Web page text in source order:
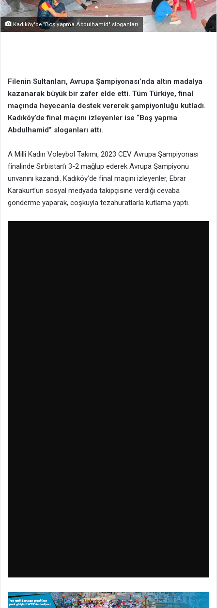
Kadıköy'de "Boş yapma Abdulhamid" sloganları
Filenin Sultanları, Avrupa Şampiyonası’nda altın madalya
kazanarak büyük bir zafer elde etti. Tüm Türkiye, final
maçında heyecanla destek vererek şampiyonluğu kutladı.
Kadıköy’de final maçını izleyenler ise “Boş yapma
Abdulhamid” sloganları attı.
A Milli Kadın Voleybol Takımı, 2023 CEV Avrupa Şampiyonası
finalinde Sırbistan’ı 3-2 mağlup ederek Avrupa Şampiyonu
unvanını kazandı. Kadıköy’de final maçını izleyenler, Ebrar
Karakurt’un sosyal medyada takipçisine verdiği cevaba
gönderme yaparak, coşkuyla tezahüratlarla kutlama yaptı.